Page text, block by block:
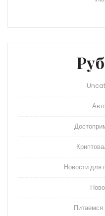
Новости для
Питаемся